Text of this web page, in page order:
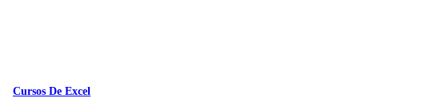
Cursos De Excel